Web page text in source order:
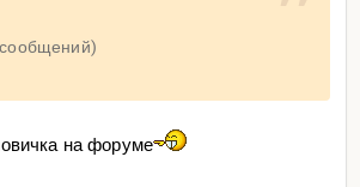
на форуме